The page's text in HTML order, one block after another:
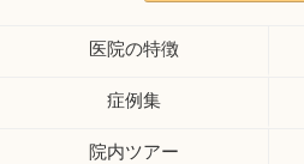
医院の特徴
症例集
院内ツアー